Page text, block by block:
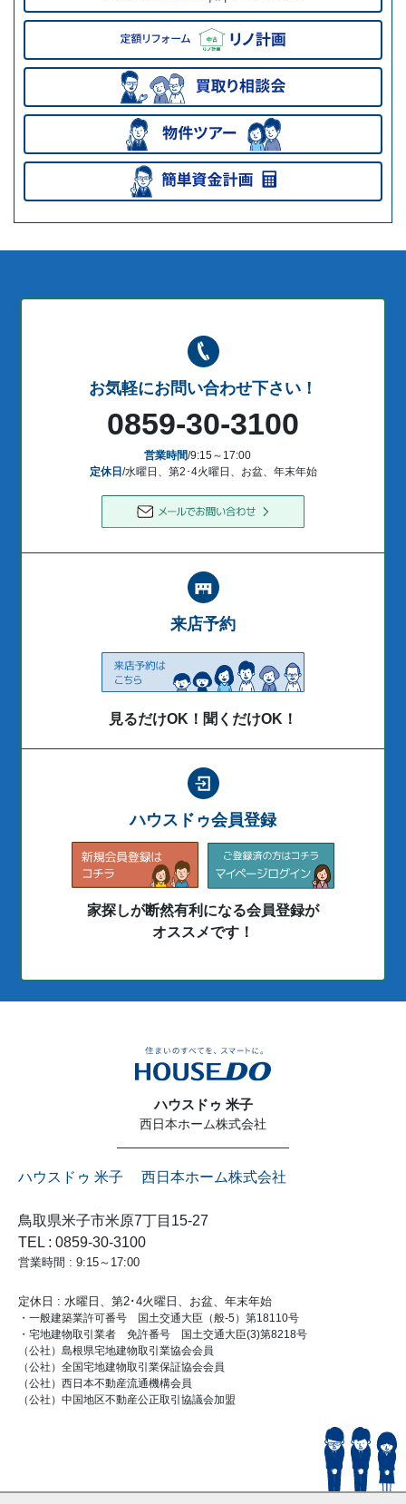
お気軽にお問い合わせ下さい！
0859-30-3100
営業時間/9:15～17:00
定休日 /水曜日、第2･4火曜日、お盆、年末年始
来店予約
見るだけOK！聞くだけOK！
ハウスドゥ会員登録
家探しが断然有利になる会員登録が
オススメです！
ハウスドゥ 米子
西日本ホーム株式会社
ハウスドゥ 米子 西日本ホーム株式会社
鳥取県米子市米原7丁目15-27
TEL : 0859-30-3100
営業時間 : 9:15～17:00
定休日 : 水曜日、第2･4火曜日、お盆、年末年始
・一般建築業許可番号 国土交通大臣（般-5）第18110号
・宅地建物取引業者 免許番号 国土交通大臣(3)第8218号
（公社）島根県宅地建物取引業協会会員
（公社）全国宅地建物取引業保証協会会員
（公社）西日本不動産流通機構会員
（公社）中国地区不動産公正取引協議会加盟